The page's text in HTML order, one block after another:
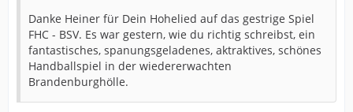
Danke Heiner für Dein Hohelied auf das gestrige Spiel
FHC - BSV. Es war gestern, wie du richtig schreibst, ein
fantastisches, spanungsgeladenes, aktraktives, schönes
Handballspiel in der wiedererwachten
Brandenburghölle.